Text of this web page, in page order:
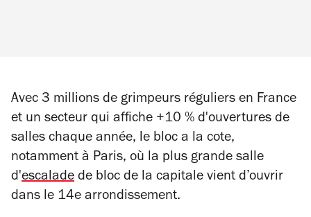
Avec 3 millions de grimpeurs réguliers en France
et un secteur qui affiche +10 % d'ouvertures de
salles chaque année, le bloc a la cote,
notamment à Paris, où la plus grande salle
d'escalade de bloc de la capitale vient d’ouvrir
dans le 14e arrondissement.